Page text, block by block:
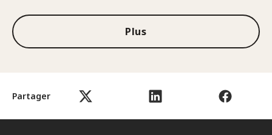
Partager
Plus